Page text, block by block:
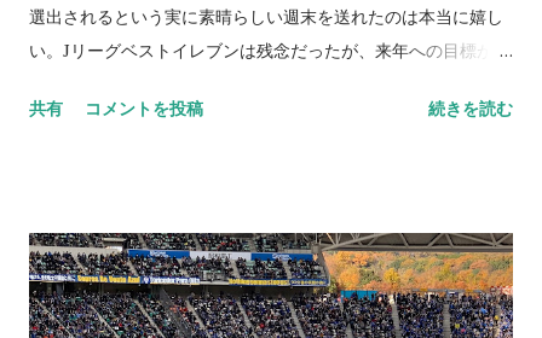
選出されるという実に素晴らしい週末を送れたのは本当に嬉し
い。Jリーグベストイレブンは残念だったが、来年への目標がま
分在住の小中の幼馴染と、大分の歴史を探るドライブとやらに
たものと思う。 特に竹田市にある広瀬神社に行ってみたいと
前々から思っていたのだが、今回ようやくその願いが叶った。
司馬遼太郎氏の「坂の上の雲」を読んで以来、非常に気になっ
共有 コメントを投稿 続きを読む